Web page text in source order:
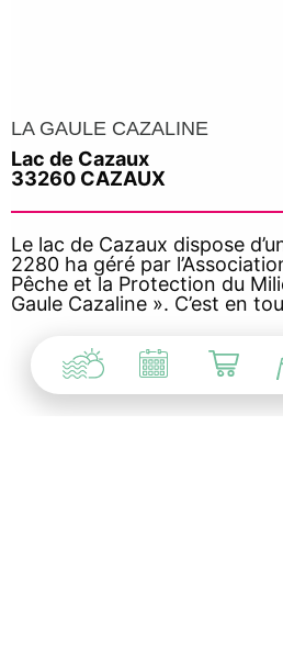
LA GAULE CAZALINE
Lac de Cazaux
33260 CAZAUX
Le lac de Cazaux dispose
2280 ha géré par
Pêche et la Protection du
Gaule Cazaline ». C’est en